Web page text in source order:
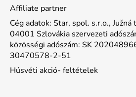
Affiliate partner
Cég adatok: Star, spol. s.r.o.,
04001 Szlovákia szervezeti
közösségi adószám: SK
30470578-2-51
Húsvéti akció- feltételek